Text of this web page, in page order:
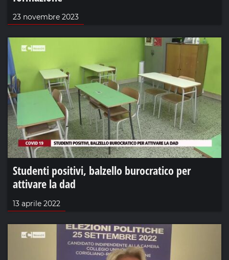
23 novembre 2023
Studenti positivi, balzello burocratico per
attivare la dad
13 aprile 2022